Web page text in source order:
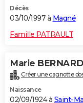
Décès
03/10/1997 à Magné
Famille PATRAULT
Marie BERNARD
Créer une cagnotte
Naissance
02/09/1924 à Saint-